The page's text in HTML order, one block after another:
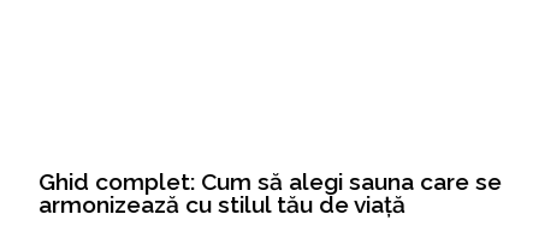
Ghid complet: Cum să alegi sauna care se
armonizează cu stilul tău de viață